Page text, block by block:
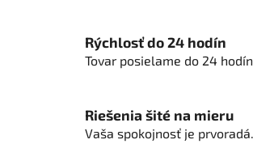
i
e
v
k
Rýchlosť do 24 hodín
Tovar posielame do 24 hodín.
Riešenia šité na mieru
Vaša spokojnosť je prvoradá.